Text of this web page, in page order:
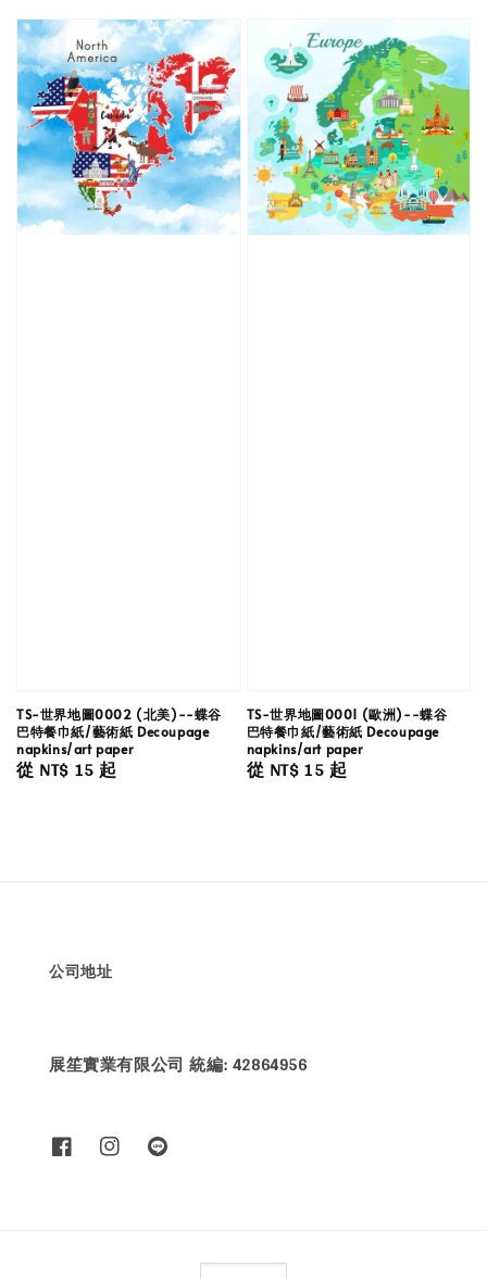
TS-世界地圖0002 (北美)--蝶谷
巴特餐巾紙/藝術紙 Decoupage
napkins/art paper
Regular
從 NT$ 15起
TS-世界地圖0001 (歐洲)--蝶谷
巴特餐巾紙/藝術紙 Decoupage
napkins/art paper
Regular
從 NT$ 15起
公司地址
展笙實業有限公司 統編: 42864956